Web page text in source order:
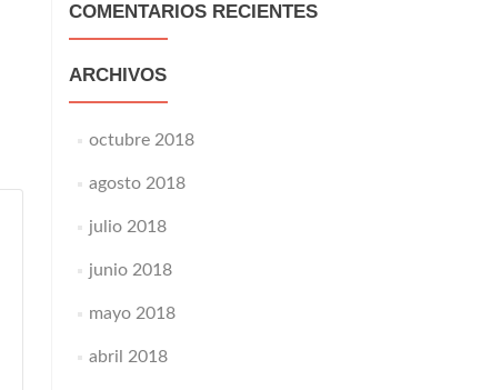
COMENTARIOS RECIENTES
ARCHIVOS
octubre 2018
agosto 2018
julio 2018
junio 2018
mayo 2018
abril 2018